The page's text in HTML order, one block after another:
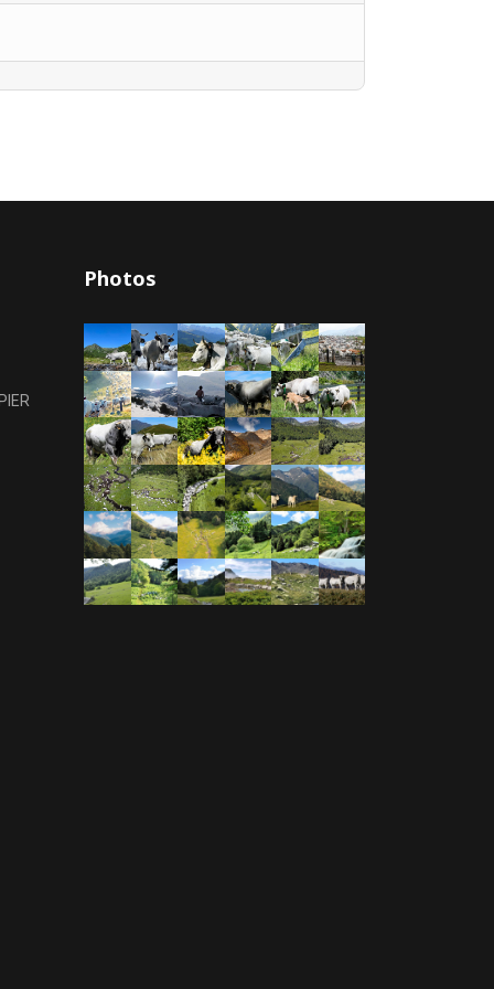
Photos